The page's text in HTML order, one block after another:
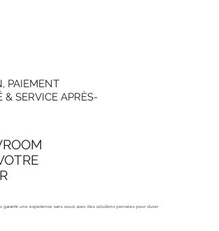
PAIEMENT
& SERVICE APRÈS-
garantir une expérience sans souci, avec des solutions pensées pour durer